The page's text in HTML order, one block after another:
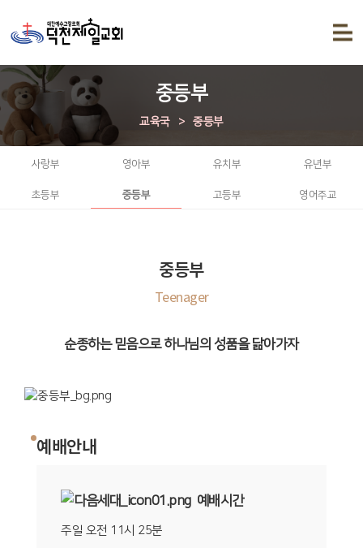
중등부
교육국 > 중등부
사랑부 영아부 유치부 유년부
초등부 중등부 고등부 영어주교
중등부
Teenager
순종하는 믿음으로 하나님의 성품을 닮아가자
예배안내
예배시간
주일 오전 11시 25분